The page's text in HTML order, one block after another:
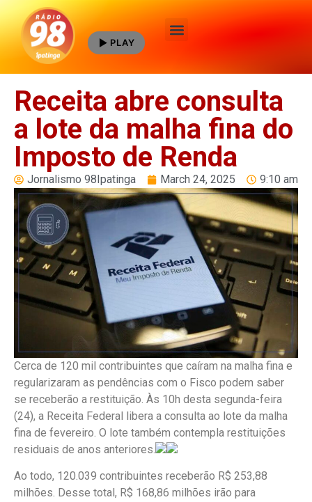
PLAY
Receita abre consulta
a lote da malha fina do
Imposto de Renda
Jornalismo 98Ipatinga March 24, 2025 9:10 am
Cerca de 120 mil contribuintes que caíram na malha fina e
regularizaram as pendências com o Fisco podem saber
se receberão a restituição. Às 10h desta segunda-feira
(24), a Receita Federal libera a consulta ao lote da malha
fina de fevereiro. O lote também contempla restituições
residuais de anos anteriores.
Ao todo, 120.039 contribuintes receberão R$ 253,88
milhões. Desse total, R$ 168,86 milhões irão para